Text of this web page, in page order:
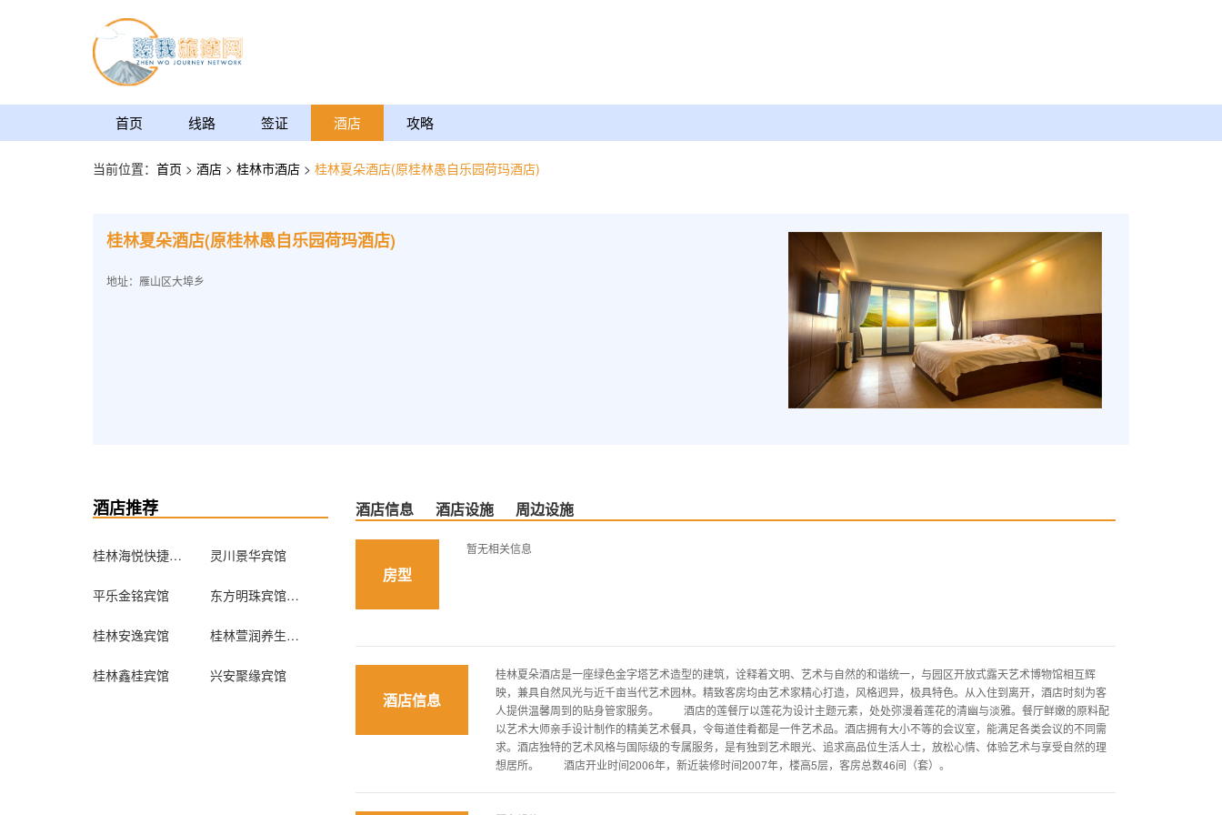
首页 线路 签证 酒店 攻略
当前位置： 首页 > 酒店 > 桂林市酒店 > 桂林夏朵酒店(原桂林愚自乐园荷玛酒店)
桂林夏朵酒店(原桂林愚自乐园荷玛酒店)
地址：雁山区大埠乡
酒店推荐
桂林海悦快捷酒店 灵川景华宾馆
平乐金铭宾馆 东方明珠宾馆（兴安南楼店）
桂林安逸宾馆 桂林萱润养生公寓
桂林鑫桂宾馆 兴安聚缘宾馆
酒店信息 酒店设施 周边设施
房型
暂无相关信息
酒店信息
桂林夏朵酒店是一座绿色金字塔艺术造型的建筑，诠释着文明、艺术与自然的和谐统一，与园区开放式露天艺术博物馆相互辉
映，兼具自然风光与近千亩当代艺术园林。精致客房均由艺术家精心打造，风格迥异，极具特色。从入住到离开，酒店时刻为客
人提供温馨周到的贴身管家服务。 酒店的莲餐厅以莲花为设计主题元素，处处弥漫着莲花的清幽与淡雅。餐厅鲜嫩的原料配
以艺术大师亲手设计制作的精美艺术餐具，令每道佳肴都是一件艺术品。酒店拥有大小不等的会议室，能满足各类会议的不同需
求。酒店独特的艺术风格与国际级的专属服务，是有独到艺术眼光、追求高品位生活人士，放松心情、体验艺术与享受自然的理
想居所。 酒店开业时间2006年，新近装修时间2007年，楼高5层，客房总数46间（套）。